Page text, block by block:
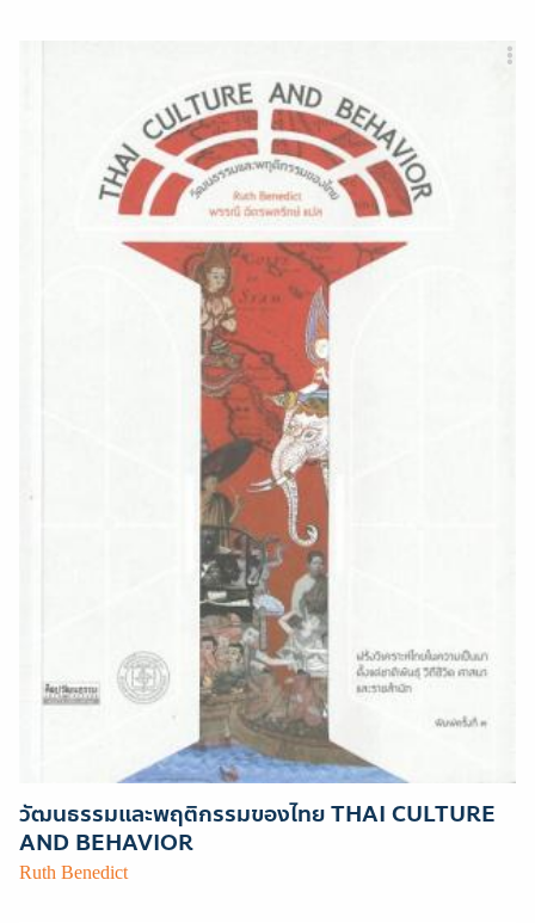
วัฒนธรรมและพฤติกรรมของไทย THAI CULTURE
AND BEHAVIOR
Ruth Benedict